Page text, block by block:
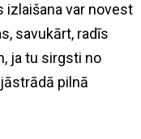
izlaišana var novest
savukārt, radīs
ja tu sirgsti no
pilnā